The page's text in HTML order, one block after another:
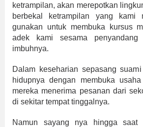
ketrampilan, akan merepotkan
berbekal ketrampilan yang kami
gunakan untuk membuka kursus
adek kami sesama
imbuhnya.
Dalam keseharian sepasang
hidupnya dengan membuka
mereka menerima pesanan dari
di sekitar tempat tinggalnya.
Namun sayang nya hingga saat